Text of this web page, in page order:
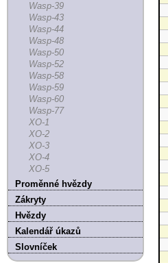
Wasp-39
Wasp-43
Wasp-44
Wasp-48
Wasp-50
Wasp-52
Wasp-58
Wasp-59
Wasp-60
Wasp-77
XO-1
XO-2
XO-3
XO-4
XO-5
Proměnné hvězdy
Zákryty
Hvězdy
Kalendář úkazů
Slovníček